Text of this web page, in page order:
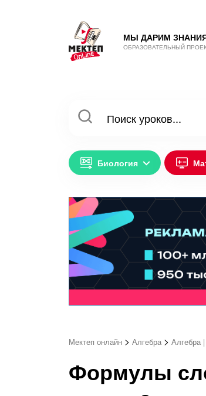
МЫ ДАРИМ
ОБРАЗОВАТЕЛЬНЫЙ
Биология
Мектеп онлайн > Алгебра > Алгебра
Формулы